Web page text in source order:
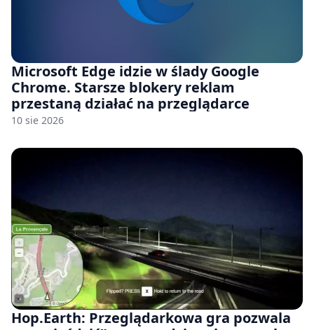
Microsoft Edge idzie w ślady Google
Chrome. Starsze blokery reklam
przestaną działać na przeglądarce
10 sie 2026
Hop.Earth: Przeglądarkowa gra pozwala